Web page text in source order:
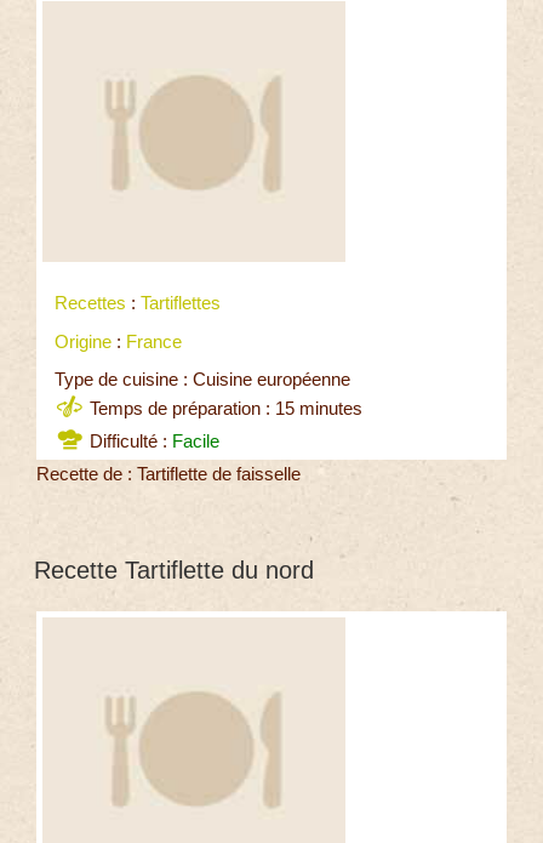
Recettes : Tartiflettes
Origine : France
Type de cuisine : Cuisine européenne
Temps de préparation : 15 minutes
Difficulté : Facile
Recette de : Tartiflette de faisselle
Recette Tartiflette du nord